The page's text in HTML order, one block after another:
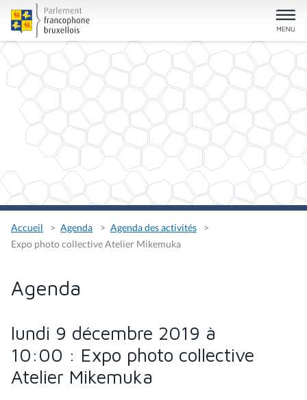
Accueil Agenda
Agenda des activités
Expo photo collective Atelier Mikemuka
Agenda
lundi 9 décembre 2019 à
10:00 : Expo photo collective
Atelier Mikemuka